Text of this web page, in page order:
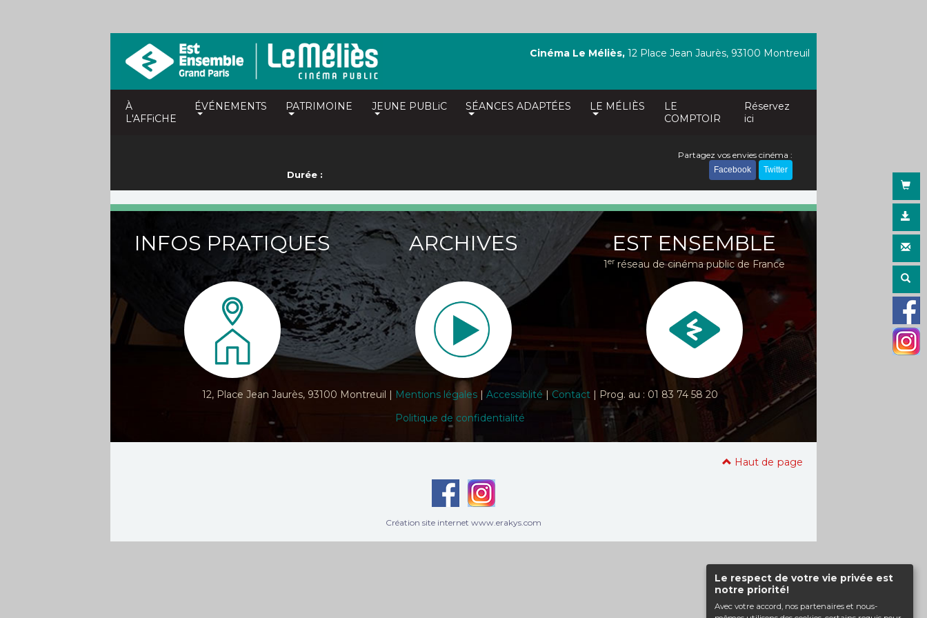
Le respect de votre vie privée est
notre priorité!
Avec votre accord, nos partenaires et nous-
À
L'AFFiCHE
ÉVÉNEMENTS PATRIMOINE JEUNE PUBLiC SÉANCES ADAPTÉES LE MÉLIÈS
LE
COMPTOIR
Réservez
ici
Cinéma Le Méliès, 12 Place Jean Jaurès, 93100 Montreuil
Durée :
Partagez vos envies cinéma :
Facebook Twitter
INFOS PRATIQUES ARCHIVES EST ENSEMBLE
1er réseau de cinéma public de France
12, Place Jean Jaurès, 93100 Montreuil | Mentions légales | Accessiblité | Contact | Prog. au : 01 83 74 58 20
Politique de confidentialité
Haut de page
Création site internet www.erakys.com